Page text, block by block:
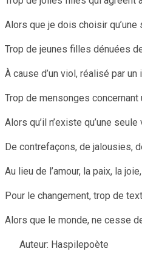
Alors que je dois choisir qu’une
Trop de jeunes filles dénuées
À cause d’un viol, réalisé par un
Trop de mensonges concernant
Alors qu’il n’existe qu’une
De contrefaçons, de jalousies,
Au lieu de l’amour, la paix, la
Pour le changement, trop de
Alors que le monde, ne cesse
Auteur: Haspilepoète